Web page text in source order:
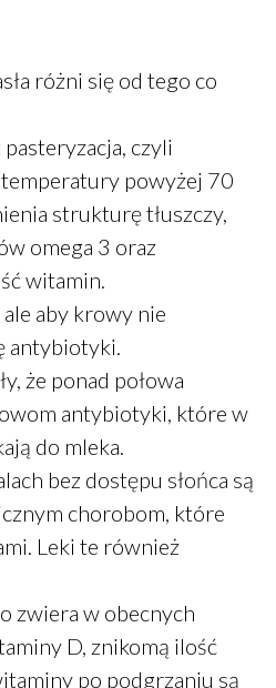
sierpień 2018
maj 2018
marzec 2018
Finanse
Przepisy
Żywienie
Zaloguj się
Kanał wpisów
WordPress.org
różni się od tego co
czyli
powyżej 70
strukturę tłuszczy,
omega 3 oraz
witamin.
aby krowy nie
antybiotyki.
że ponad połowa
antybiotyki, które w
do mleka.
bez dostępu słońca są
chorobom, które
Leki te również
zwiera w obecnych
D, znikomą ilość
po podgrzaniu są